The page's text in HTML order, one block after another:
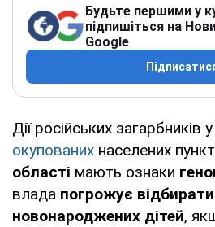
Будьте першими у
підпишіться на
Google
Дії російських загарбників у
окупованих населених
області мають ознаки
влада погрожує
новонароджених дітей,